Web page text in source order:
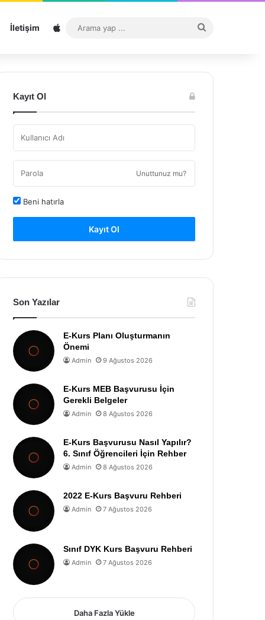
İletişim Sitemap
...
Kayıt Ol
Unuttunuz mu?
Beni hatırla
Kayıt Ol
Son Yazılar
E-Kurs Planı Oluşturmanın
Önemi
Admin 9 Ağustos 2026
E-Kurs MEB Başvurusu İçin
Gerekli Belgeler
Admin 8 Ağustos 2026
E-Kurs Başvurusu Nasıl Yapılır?
6. Sınıf Öğrencileri İçin Rehber
Admin 8 Ağustos 2026
2022 E-Kurs Başvuru Rehberi
Admin 7 Ağustos 2026
Sınıf DYK Kurs Başvuru Rehberi
Admin 7 Ağustos 2026
Daha Fazla Yükle